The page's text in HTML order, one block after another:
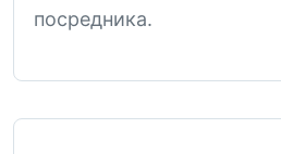
посредника.